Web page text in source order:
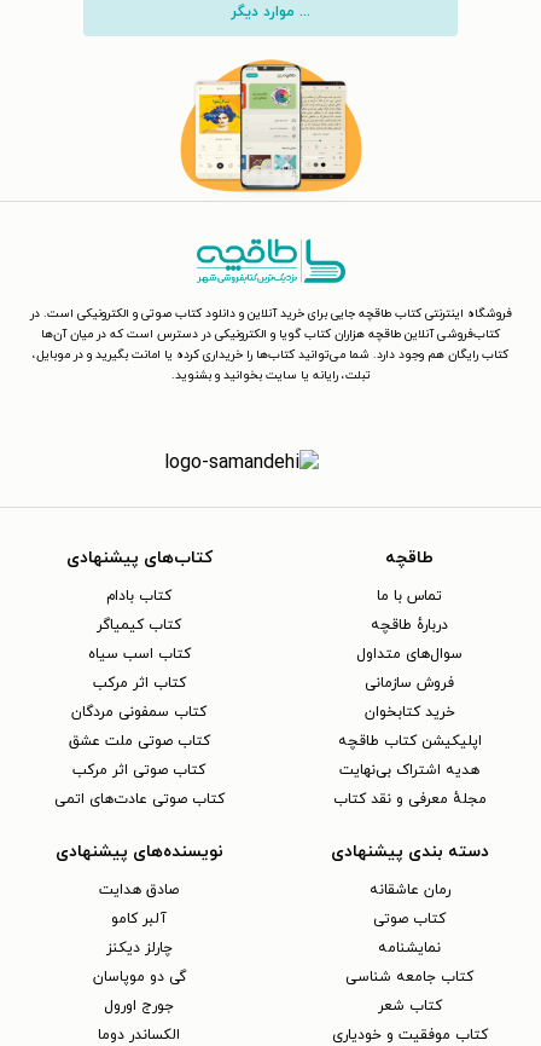
... موارد دیگر
فروشگاه اینترنتی کتاب طاقچه جایی برای خرید آنلاین و دانلود کتاب صوتی و الکترونیکی است. در
کتاب‌فروشی آنلاین طاقچه هزاران کتاب گویا و الکترونیکی در دسترس است که در میان آن‌ها
کتاب رایگان هم وجود دارد. شما می‌توانید کتاب‌ها را خریداری کرده یا امانت بگیرید و در موبایل،
تبلت، رایانه یا سایت بخوانید و بشنوید.
طاقچه
تماس با ما
دربارهٔ طاقچه
سوال‌های متداول
فروش سازمانی
خرید کتابخوان
اپلیکیشن کتاب طاقچه
هدیه اشتراک بی‌نهایت
مجلهٔ معرفی و نقد کتاب
کتاب‌های پیشنهادی
کتاب بادام
کتاب کیمیاگر
کتاب اسب سیاه
کتاب اثر مرکب
کتاب سمفونی مردگان
کتاب صوتی ملت عشق
کتاب صوتی اثر مرکب
کتاب صوتی عادت‌های اتمی
دسته بندی پیشنهادی
رمان عاشقانه
کتاب‌ صوتی
نمایشنامه
کتاب جامعه شناسی
کتاب شعر
کتاب موفقیت و خودیاری
نویسنده‌های پیشنهادی
صادق هدایت
آلبر کامو
چارلز دیکنز
گی دو موپاسان
جورج اورول
الکساندر دوما